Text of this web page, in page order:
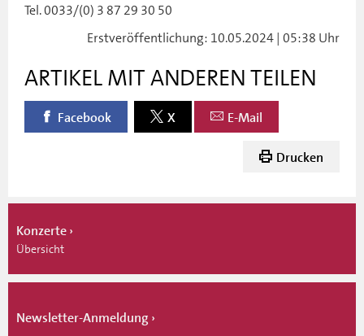
Tel. 0033/(0) 3 87 29 30 50
Erstveröffentlichung: 10.05.2024 | 05:38 Uhr
ARTIKEL MIT ANDEREN TEILEN
Facebook X E-Mail
Drucken
Konzerte
Übersicht
Newsletter-Anmeldung